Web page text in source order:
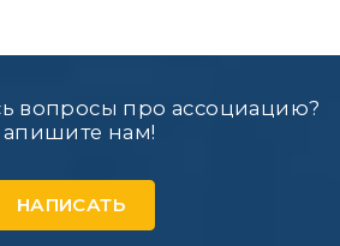
вопросы про ассоциацию?
нам!
НАПИСАТЬ